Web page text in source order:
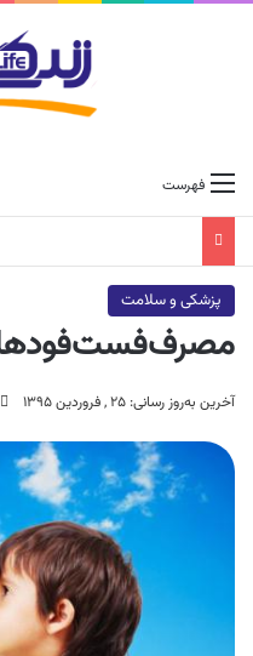
فهرست
پزشکی و سلامت
مصرف‌فست‌فودها
آخرین به‌روز رسانی: ۲۵ , فروردین ۱۳۹۵